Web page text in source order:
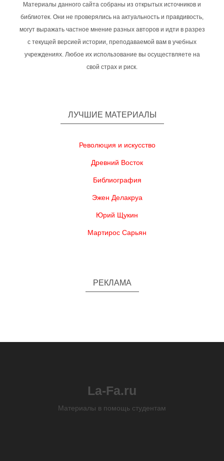
Материалы данного сайта собраны из открытых источников и
библиотек. Они не проверялись на актуальность и правдивость,
могут выражать частное мнение разных авторов и идти в разрез
с текущей версией истории, преподаваемой вам в учебных
учреждениях. Любое их использование вы осуществляете на
свой страх и риск.
ЛУЧШИЕ МАТЕРИАЛЫ
Революция и искусство
Древний Восток
Библиография
Эжен Делакруа
Юрий Щукин
Мартирос Сарьян
РЕКЛАМА
La-Fa.ru
Материалы в помощь студентам